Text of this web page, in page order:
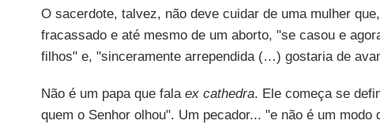
O sacerdote, talvez, não deve cuidar de uma mulher
fracassado e até mesmo de um aborto, "se casou e
filhos" e, "sinceramente arrependida (…) gostaria de
Não é um papa que fala ex cathedra. Ele começa se
quem o Senhor olhou". Um pecador... "e não é um modo